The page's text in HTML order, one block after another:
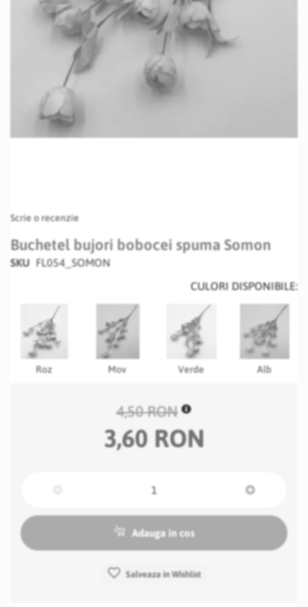
to
beginning
of
Scrie o recenzie
Buchetel bujori bobocei spuma Somon
SKU FL054_SOMON
CULORI DISPONIBILE:
Roz Mov Verde Alb
4,50 RON
3,60 RON
Adauga in cos
Salveaza in Wishlist